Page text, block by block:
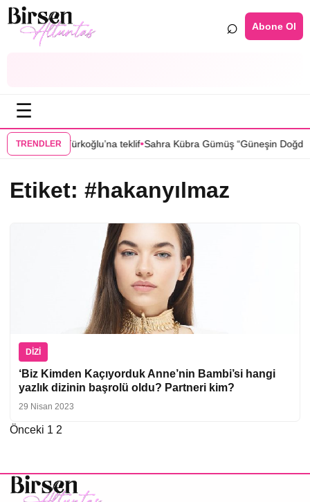
⌕ Abone Ol
☰
TRENDLERSıla Türkoğlu’na teklif•Sahra Kübra Gümüş “Güneşin
Etiket: #hakanyılmaz
DIZI
‘Biz Kimden Kaçıyorduk Anne’nin Bambi’si hangi
yazlık dizinin başrolü oldu? Partneri kim?
29 Nisan 2023
Yazı
Önceki 1 2